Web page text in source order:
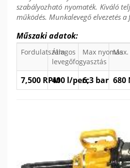
szabályozható nyomaték. Kiváló
működés. Munkalevegő elvezetés
Műszaki adatok:
Fordulatszám
Átlagos
levegőfogyasztás
Max nyomás
7,500 RPM400 l/perc6,3 bar 680